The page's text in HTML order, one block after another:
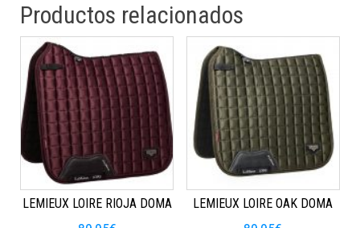
Productos relacionados
LEMIEUX LOIRE RIOJA DOMA LEMIEUX LOIRE OAK DOMA